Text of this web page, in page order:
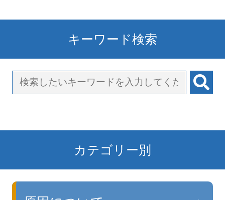
キーワード検索
カテゴリー別